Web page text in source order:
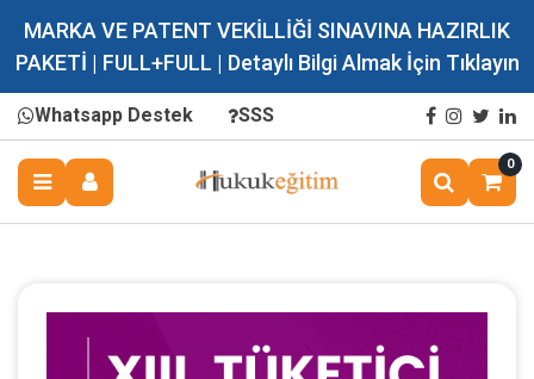
MARKA VE PATENT VEKİLLİĞİ SINAVINA HAZIRLIK
PAKETİ | FULL+FULL | Detaylı Bilgi Almak İçin Tıklayın
Whatsapp Destek SSS
0